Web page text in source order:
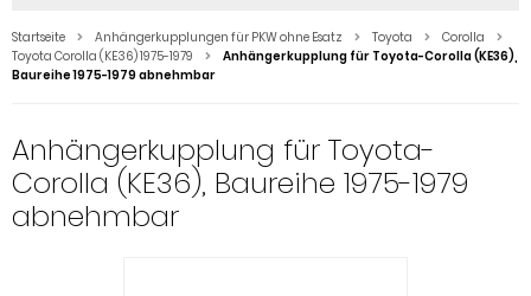
Startseite Anhängerkupplungen für PKW ohne Esatz Toyota
Corolla
Toyota Corolla (KE36) 1975-1979
Anhängerkupplung für Toyota-Corolla (KE36),
Baureihe 1975-1979 abnehmbar
Anhängerkupplung für Toyota-
Corolla (KE36), Baureihe 1975-1979
abnehmbar